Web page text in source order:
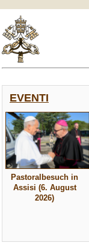
EVENTI
Pastoralbesuch in
Assisi (6. August
2026)